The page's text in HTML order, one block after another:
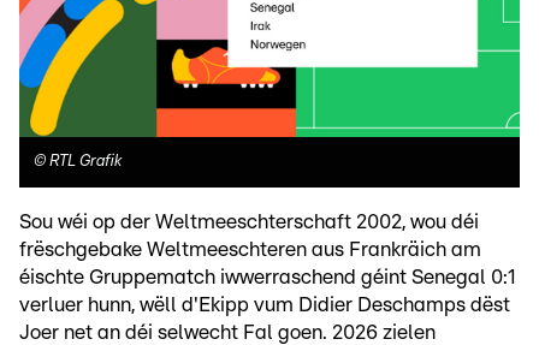
© RTL Grafik
Sou wéi op der Weltmeeschterschaft 2002, wou déi
frëschgebake Weltmeeschteren aus Frankräich am
éischte Gruppematch iwwerraschend géint Senegal 0:1
verluer hunn, wëll d'Ekipp vum Didier Deschamps dëst
Joer net an déi selwecht Fal goen. 2026 zielen